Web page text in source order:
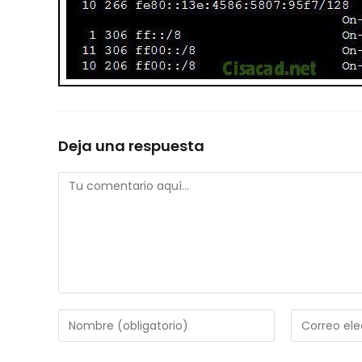
Deja una respuesta
Comentario
Introduce
tu
nombre
Introduce
tu